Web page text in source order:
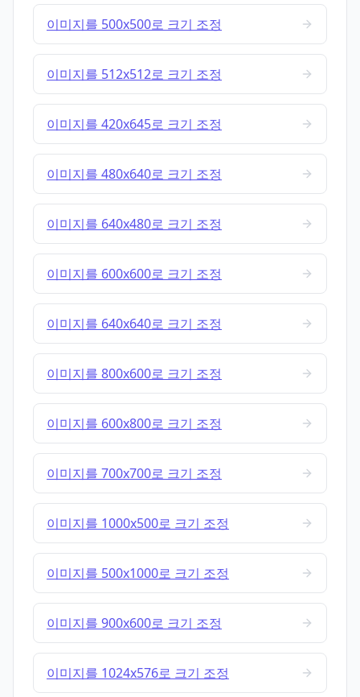
이미지를 500x500로 크기 조정
이미지를 512x512로 크기 조정
이미지를 420x645로 크기 조정
이미지를 480x640로 크기 조정
이미지를 640x480로 크기 조정
이미지를 600x600로 크기 조정
이미지를 640x640로 크기 조정
이미지를 800x600로 크기 조정
이미지를 600x800로 크기 조정
이미지를 700x700로 크기 조정
이미지를 1000x500로 크기 조정
이미지를 500x1000로 크기 조정
이미지를 900x600로 크기 조정
이미지를 1024x576로 크기 조정